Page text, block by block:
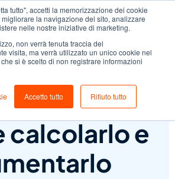
tutto", accetti la memorizzazione dei cookie
la navigazione del sito, analizzare
nelle nostre iniziative di marketing.
non verrà tenuta traccia del
visita, ma verrà utilizzato un unico cookie nel
si è scelto di non registrare informazioni
Accetto tutto Rifiuto tutto
medio:
calcolarlo e